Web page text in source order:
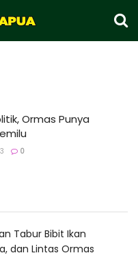
Ormas Punya
0
Tabur Bibit Ikan
dan Lintas Ormas